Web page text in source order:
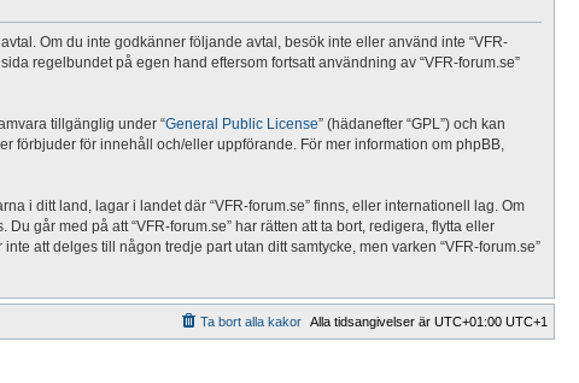
avtal. Om du inte godkänner följande avtal, besök inte eller använd inte “VFR-
regelbundet på egen hand eftersom fortsatt användning av “VFR-forum.se”
tillgänglig under “General Public License” (hädanefter “GPL”) och kan
förbjuder för innehåll och/eller uppförande. För mer information om phpBB,
i ditt land, lagar i landet där “VFR-forum.se” finns, eller internationell lag. Om
går med på att “VFR-forum.se” har rätten att ta bort, redigera, flytta eller
att delges till någon tredje part utan ditt samtycke, men varken “VFR-forum.se”
Alla tidsangivelser är UTC+01:00 UTC+1
Ta bort alla kakor